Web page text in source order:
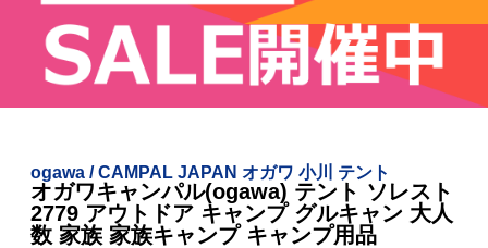
ogawa / CAMPAL JAPAN オガワ 小川 テント
オガワキャンパル(ogawa) テント ソレスト
2779 アウトドア キャンプ グルキャン 大人
数 家族 家族キャンプ キャンプ用品